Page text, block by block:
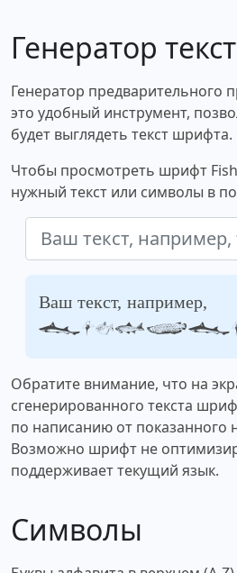
Генератор
Генератор предварительного
это удобный инструмент,
будет выглядеть текст шрифта.
Чтобы просмотреть шрифт
нужный текст или символы в
Ваш текст, например,
Обратите внимание, что на
сгенерированного текста
по написанию от показанного
Возможно шрифт не
поддерживает текущий язык.
Символы